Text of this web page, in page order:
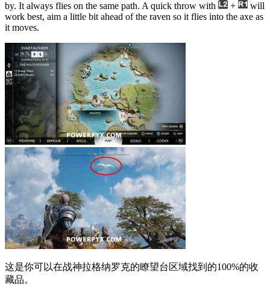
by. It always flies on the same path. A quick throw with
+
will
work best, aim a little bit ahead of the raven so it flies into the axe as
it moves.
这是你可以在战神拉格纳罗克的瞭望台区域找到的100%的收
藏品。